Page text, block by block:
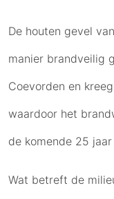
De houten gevel
manier brandveilig
Coevorden en
waardoor het
de komende 25
Wat betreft de